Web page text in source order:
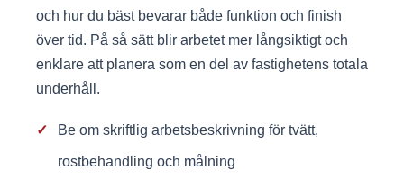
och hur du bäst bevarar både funktion och finish
över tid. På så sätt blir arbetet mer långsiktigt och
enklare att planera som en del av fastighetens totala
underhåll.
✓ Be om skriftlig arbetsbeskrivning för tvätt,
rostbehandling och målning